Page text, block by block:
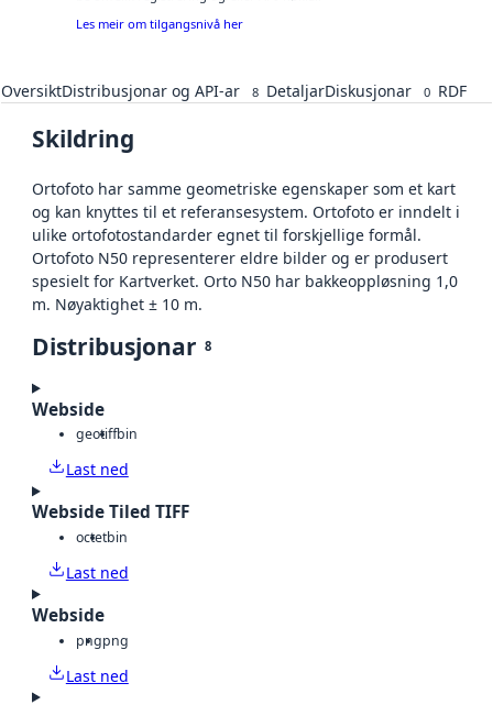
Les meir om tilgangsnivå her
OversiktDistribusjonar og API-ar 8 DetaljarDiskusjonar 0 RDF
Skildring
Ortofoto har samme geometriske egenskaper som et kart
og kan knyttes til et referansesystem. Ortofoto er inndelt i
ulike ortofotostandarder egnet til forskjellige formål.
Ortofoto N50 representerer eldre bilder og er produsert
spesielt for Kartverket. Orto N50 har bakkeoppløsning 1,0
m. Nøyaktighet ± 10 m.
Distribusjonar 8
Webside
geotiffbin
Last ned
Webside Tiled TIFF
octetbin
Last ned
Webside
pngpng
Last ned